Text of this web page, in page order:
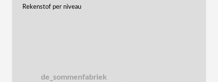
Rekenstof per niveau
de_sommenfabriek